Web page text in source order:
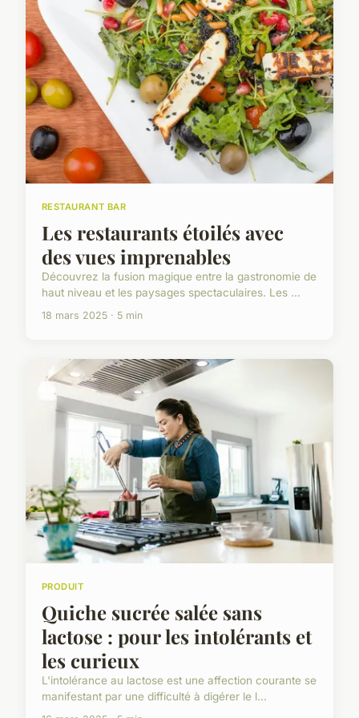
RESTAURANT BAR
Les restaurants étoilés avec
des vues imprenables
Découvrez la fusion magique entre la gastronomie de
haut niveau et les paysages spectaculaires. Les ...
18 mars 2025 · 5 min
PRODUIT
Quiche sucrée salée sans
lactose : pour les intolérants et
les curieux
L'intolérance au lactose est une affection courante se
manifestant par une difficulté à digérer le l...